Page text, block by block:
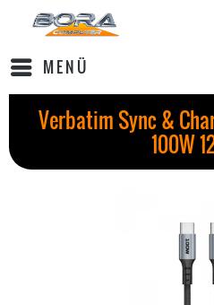
MENÜ
Verbatim Sync &
100W